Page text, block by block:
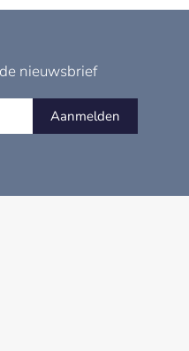
nieuwsbrief
Aanmelden